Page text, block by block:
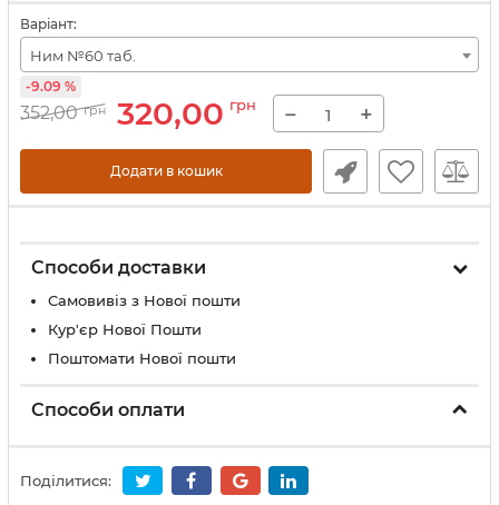
Варіант:
Ним №60 таб.
352,00 грн 320,00 грн
-9.09 %
− +
Додати в кошик
Способи доставки
Самовивіз з Нової пошти
Кур'єр Нової Пошти
Поштомати Нової пошти
Способи оплати
Поділитися: